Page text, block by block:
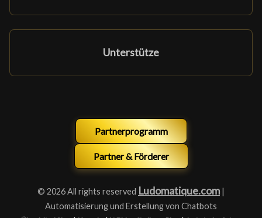
Unterstütze
Partnerprogramm
Partner & Förderer
© 2026 All rights reserved Ludomatique.com |
Automatisierung und Erstellung von Chatbots